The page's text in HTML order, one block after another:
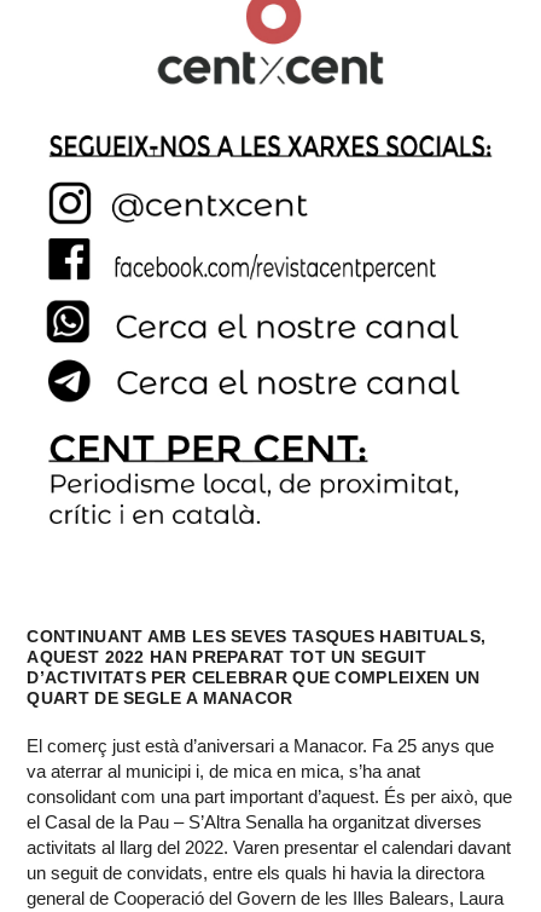
CONTINUANT AMB LES SEVES TASQUES HABITUALS,
AQUEST 2022 HAN PREPARAT TOT UN SEGUIT
D’ACTIVITATS PER CELEBRAR QUE COMPLEIXEN UN
QUART DE SEGLE A MANACOR
El comerç just està d’aniversari a Manacor. Fa 25 anys que
va aterrar al municipi i, de mica en mica, s’ha anat
consolidant com una part important d’aquest. És per això, que
el Casal de la Pau – S’Altra Senalla ha organitzat diverses
activitats al llarg del 2022. Varen presentar el calendari davant
un seguit de convidats, entre els quals hi havia la directora
general de Cooperació del Govern de les Illes Balears, Laura